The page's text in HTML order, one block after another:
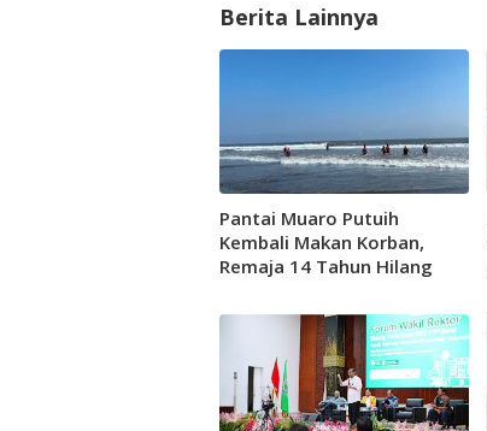
Berita Lainnya
Pantai Muaro Putuih
Kembali Makan Korban,
Remaja 14 Tahun Hilang